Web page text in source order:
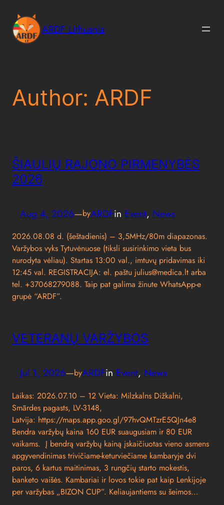
Skip
content
ARDF Lithuania
Author: ARDF
ŠIAULIŲ RAJONO PIRMENYBĖS
2026
Aug 4, 2026—byARDFin Event, News
2026.08.08 d. (šeštadienis) – 3,5MHz/80m diapazonas.
Varžybos vyks Tytuvėnuose (tiksli susirinkimo vieta bus
nurodyta vėliau). Startas 13:00 val., imtuvų pridavimas iki
12:45 val. REGISTRACIJA: el. paštu julius@medica.lt arba
tel. +37068279088. Taip pat galima žinute WhatsApp-e
grupė “ARDF”.
VETERANŲ VARŽYBOS
Jul 1, 2026—byARDFin Event, News
Laikas: 2026.07.10 – 12 Vieta: Milzkalns Dižkalni,
Smārdes pagasts, LV-3148,
Latvija: https://maps.app.goo.gl/97hvQMTzrE5QJn4e8
Bendra varžybų kaina 160 EUR suaugusiam ir 80 EUR
vaikams. Į bendrą varžybų kainą įskaičiuotas vieno asmens
apgyvendinimas trivičiame-keturviečiame kambaryje dvi
paros, 6 kartus maitinimas, 3 rungčių starto mokestis,
banketo vaišės. Kambariai ir lovos tokie pat kaip Lenkijoje
per varžybas „BIZON CUP”. Keliaujantiems su šeimos…